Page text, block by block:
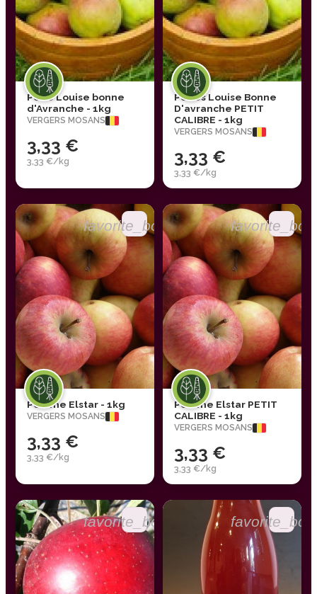
Poire Louise bonne
d'Avranche - 1kg
VERGERS MOSANS
3,33 €
3,33 €/kg
Poires Louise Bonne
D'avranche PETIT
CALIBRE - 1kg
VERGERS MOSANS
3,33 €
3,33 €/kg
favorite_border
Pomme Elstar - 1kg
VERGERS MOSANS
3,33 €
3,33 €/kg
Pomme Elstar PETIT
CALIBRE - 1kg
VERGERS MOSANS
3,33 €
3,33 €/kg
favorite_border